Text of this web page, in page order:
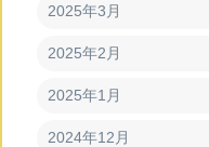
2025年3月
2025年2月
2025年1月
2024年12月